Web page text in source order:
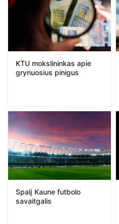
KTU mokslininkas apie
grynuosius pinigus
Spalį Kaune futbolo
savaitgalis